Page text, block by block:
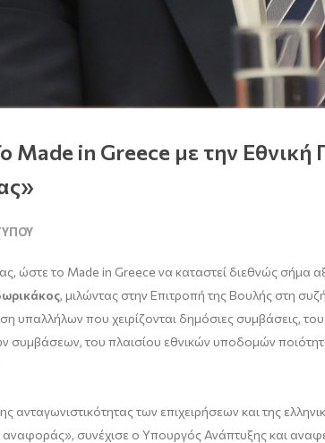
in Greece με την Εθνική
ώστε το Made in Greece να καταστεί διεθνώς σήμα
, μιλώντας στην Επιτροπή της Βουλής στη
υπαλλήλων που χειρίζονται δημόσιες συμβάσεις,
του πλαισίου εθνικών υποδομών
ανταγωνιστικότητας των επιχειρήσεων και της
συνέχισε ο Υπουργός Ανάπτυξης και